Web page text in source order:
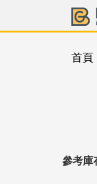
首頁
參考庫